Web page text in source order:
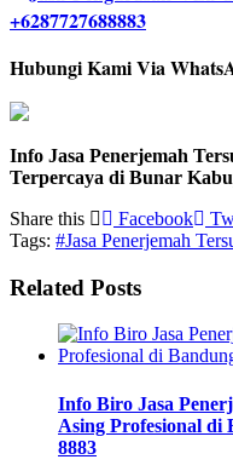
Hubungi Kami Via
Info Jasa Penerjemah
Terpercaya di Bunar
Share this
Facebook
Tags: #Jasa Penerjemah
Related Posts
Info Biro Jasa
Asing Profesional di
8883